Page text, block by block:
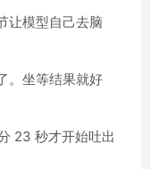
让模型自己去脑
。坐等结果就好
23 秒才开始吐出